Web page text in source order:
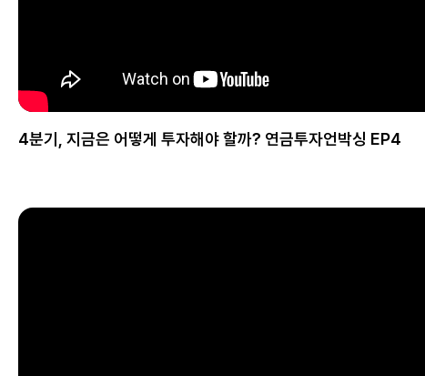
4분기, 지금은 어떻게 투자해야 할까? 연금투자언박싱 EP4